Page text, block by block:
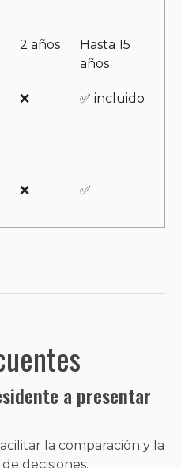
2 años
Hasta 15
años
❌ ✅ incluido
❌ ✅
a presentar
la comparación y la
decisiones.